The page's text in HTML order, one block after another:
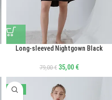
Long-sleeved Nightgown Black
79,00€ 35,00 €
-56%